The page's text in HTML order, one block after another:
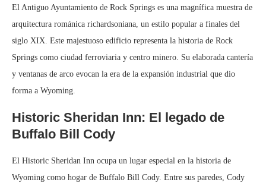
El Antiguo Ayuntamiento de Rock Springs es una magnífica muestra de
arquitectura románica richardsoniana, un estilo popular a finales del
siglo XIX. Este majestuoso edificio representa la historia de Rock
Springs como ciudad ferroviaria y centro minero. Su elaborada cantería
y ventanas de arco evocan la era de la expansión industrial que dio
forma a Wyoming.
Historic Sheridan Inn: El legado de
Buffalo Bill Cody
El Historic Sheridan Inn ocupa un lugar especial en la historia de
Wyoming como hogar de Buffalo Bill Cody. Entre sus paredes, Cody